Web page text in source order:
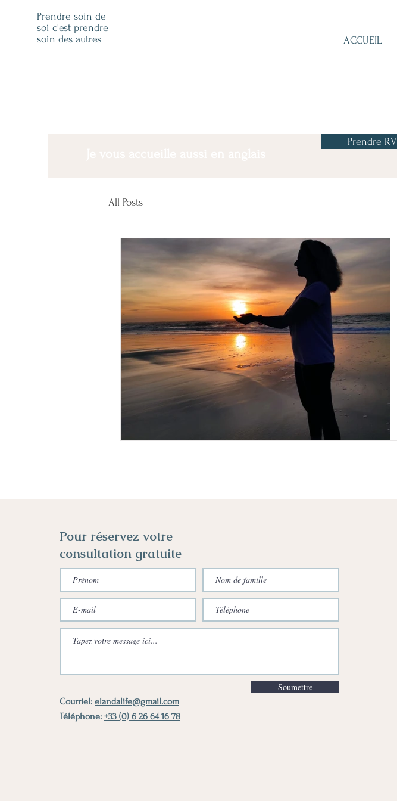
Prendre soin de
soi c'est prendre
soin des autres
ACCUEIL
Prendre RV
All Posts
Pour réservez votre
consultation gratuite
Courriel: elandalife@gmail.com
Téléphone: +33 (0) 6 26 64 16 78
Soumettre